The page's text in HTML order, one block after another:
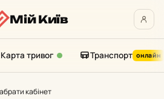
Мій Київ
Карта тривог Транспорт онлайн
кабінет